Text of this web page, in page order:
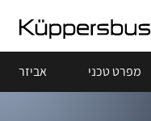
מפרט טכני אביזרים